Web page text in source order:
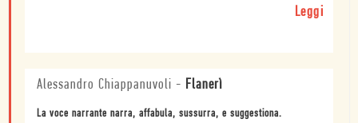
Leggi
Alessandro Chiappanuvoli - Flanerì
La voce narrante narra, affabula, sussurra, e suggestiona.